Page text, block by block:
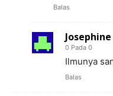
Balas
Josephine
0 Pada 0
Ilmunya
Balas